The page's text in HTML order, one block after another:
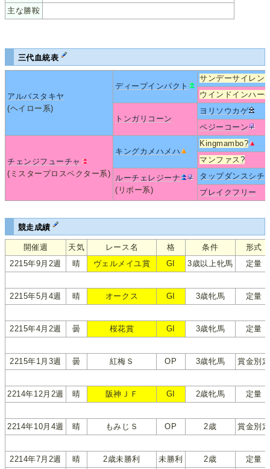
主な勝鞍
三代血統表
アルバスタキヤ
(ヘイロー系)
ディープインパクト
サンデーサイレン
ウインドインハー
トンガリコーン
ヨリソウカゲ
ペジーコーン
チェンジフューチャ
(ミスタープロスペクター系)
キングカメハメハ
Kingmambo?
マンファス ?
ルーチェレジーナ
(リボー系)
タップダンスシチ
ブレイクフリー
競走成績
開催週 天気 レース名 格 条件
形式
2215年9月2週
晴 ヴェルメイユ賞 GI 3歳以上牝馬 定量
2215年5月4週 晴 オークス GI 3歳牝馬 定量
2215年4月2週 曇 桜花賞 GI 3歳牝馬 定量
2215年1月3週 曇 紅梅Ｓ OP 3歳牝馬 賞金別定
2214年12月2週 晴 阪神ＪＦ GI 2歳牝馬 定量
2214年10月4週 晴 もみじＳ OP 2歳 賞金別定
2214年7月2週 晴 2歳未勝利 未勝利 2歳
定量